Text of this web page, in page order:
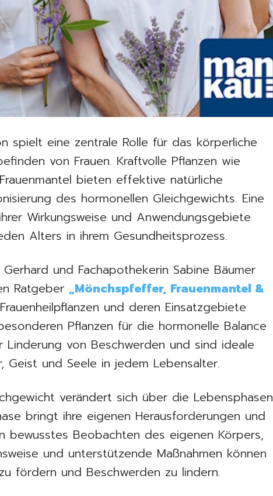
spielt eine zentrale Rolle für das körperliche
von Frauen. Kraftvolle Pflanzen wie
bieten effektive natürliche
des hormonellen Gleichgewichts. Eine
Wirkungsweise und Anwendungsgebiete
Alters in ihrem Gesundheitsprozess.
und Fachapothekerin Sabine Bäumer
Ratgeber „Mönchspfeffer, Frauenmantel &
und deren Einsatzgebiete
Pflanzen für die hormonelle Balance
von Beschwerden und sind ideale
Geist und Seele in jedem Lebensalter.
verändert sich über die Lebensphasen
bringt ihre eigenen Herausforderungen und
bewusstes Beobachten des eigenen Körpers,
und unterstützende Maßnahmen können
fördern und Beschwerden zu lindern.